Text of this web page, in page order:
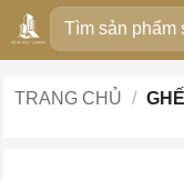
qua
dung
Tìm
kiếm:
TRANG CHỦ /